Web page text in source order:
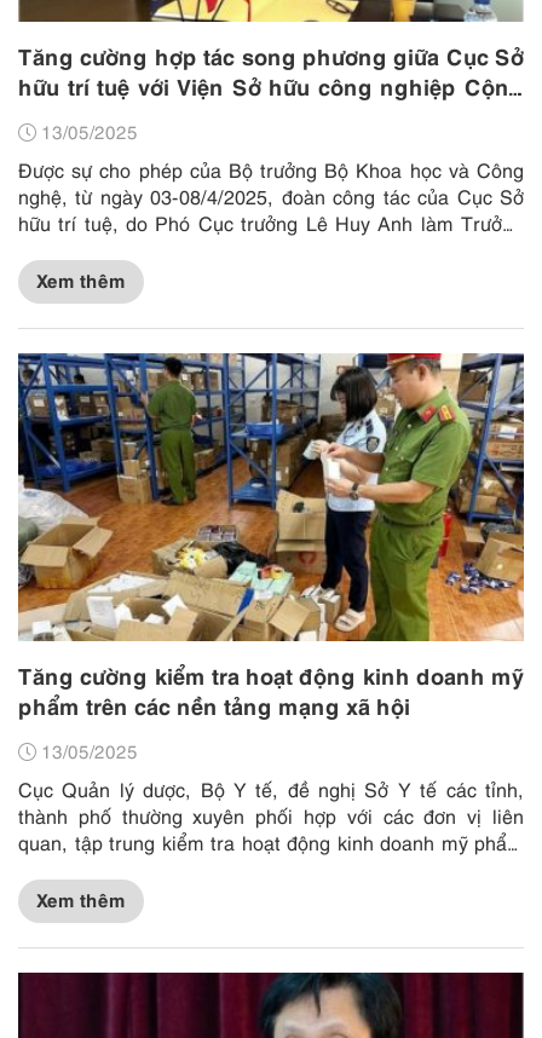
Tăng cường hợp tác song phương giữa Cục Sở
hữu trí tuệ với Viện Sở hữu công nghiệp Cộng
hoà Pháp
13/05/2025
Được sự cho phép của Bộ trưởng Bộ Khoa học và Công
nghệ, từ ngày 03-08/4/2025, đoàn công tác của Cục Sở
hữu trí tuệ, do Phó Cục trưởng Lê Huy Anh làm Trưởng
Xem thêm
Tăng cường kiểm tra hoạt động kinh doanh mỹ
phẩm trên các nền tảng mạng xã hội
13/05/2025
Cục Quản lý dược, Bộ Y tế, đề nghị Sở Y tế các tỉnh,
thành phố thường xuyên phối hợp với các đơn vị liên
quan, tập trung kiểm tra hoạt động kinh doanh mỹ phẩm
Xem thêm